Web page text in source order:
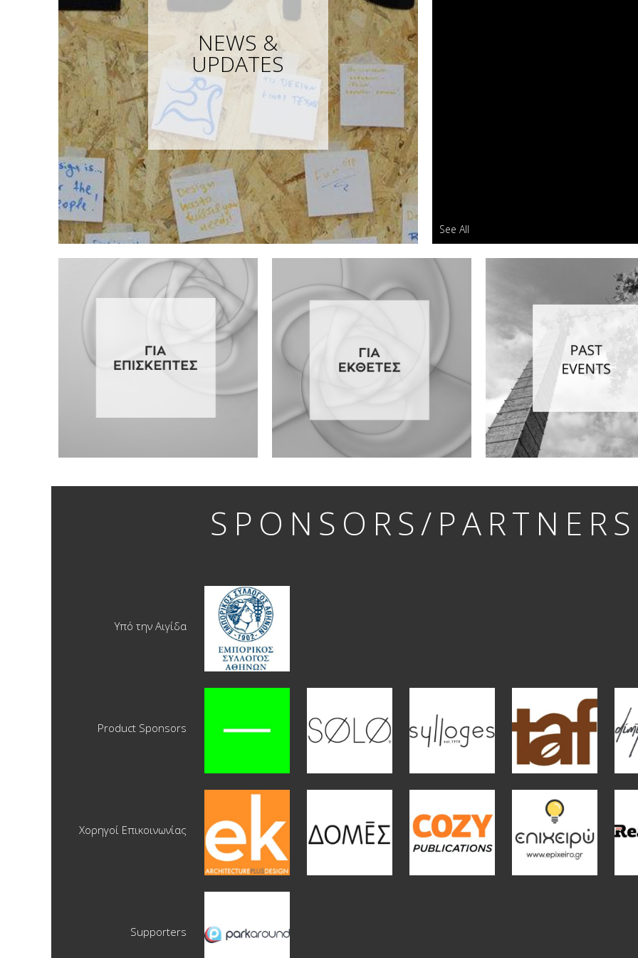
NEWS &
UPDATES
See All
SPONSORS/
Υπό την Αιγίδα
Product Sponsors
Χορηγοί Επικοινωνίας
Supporters